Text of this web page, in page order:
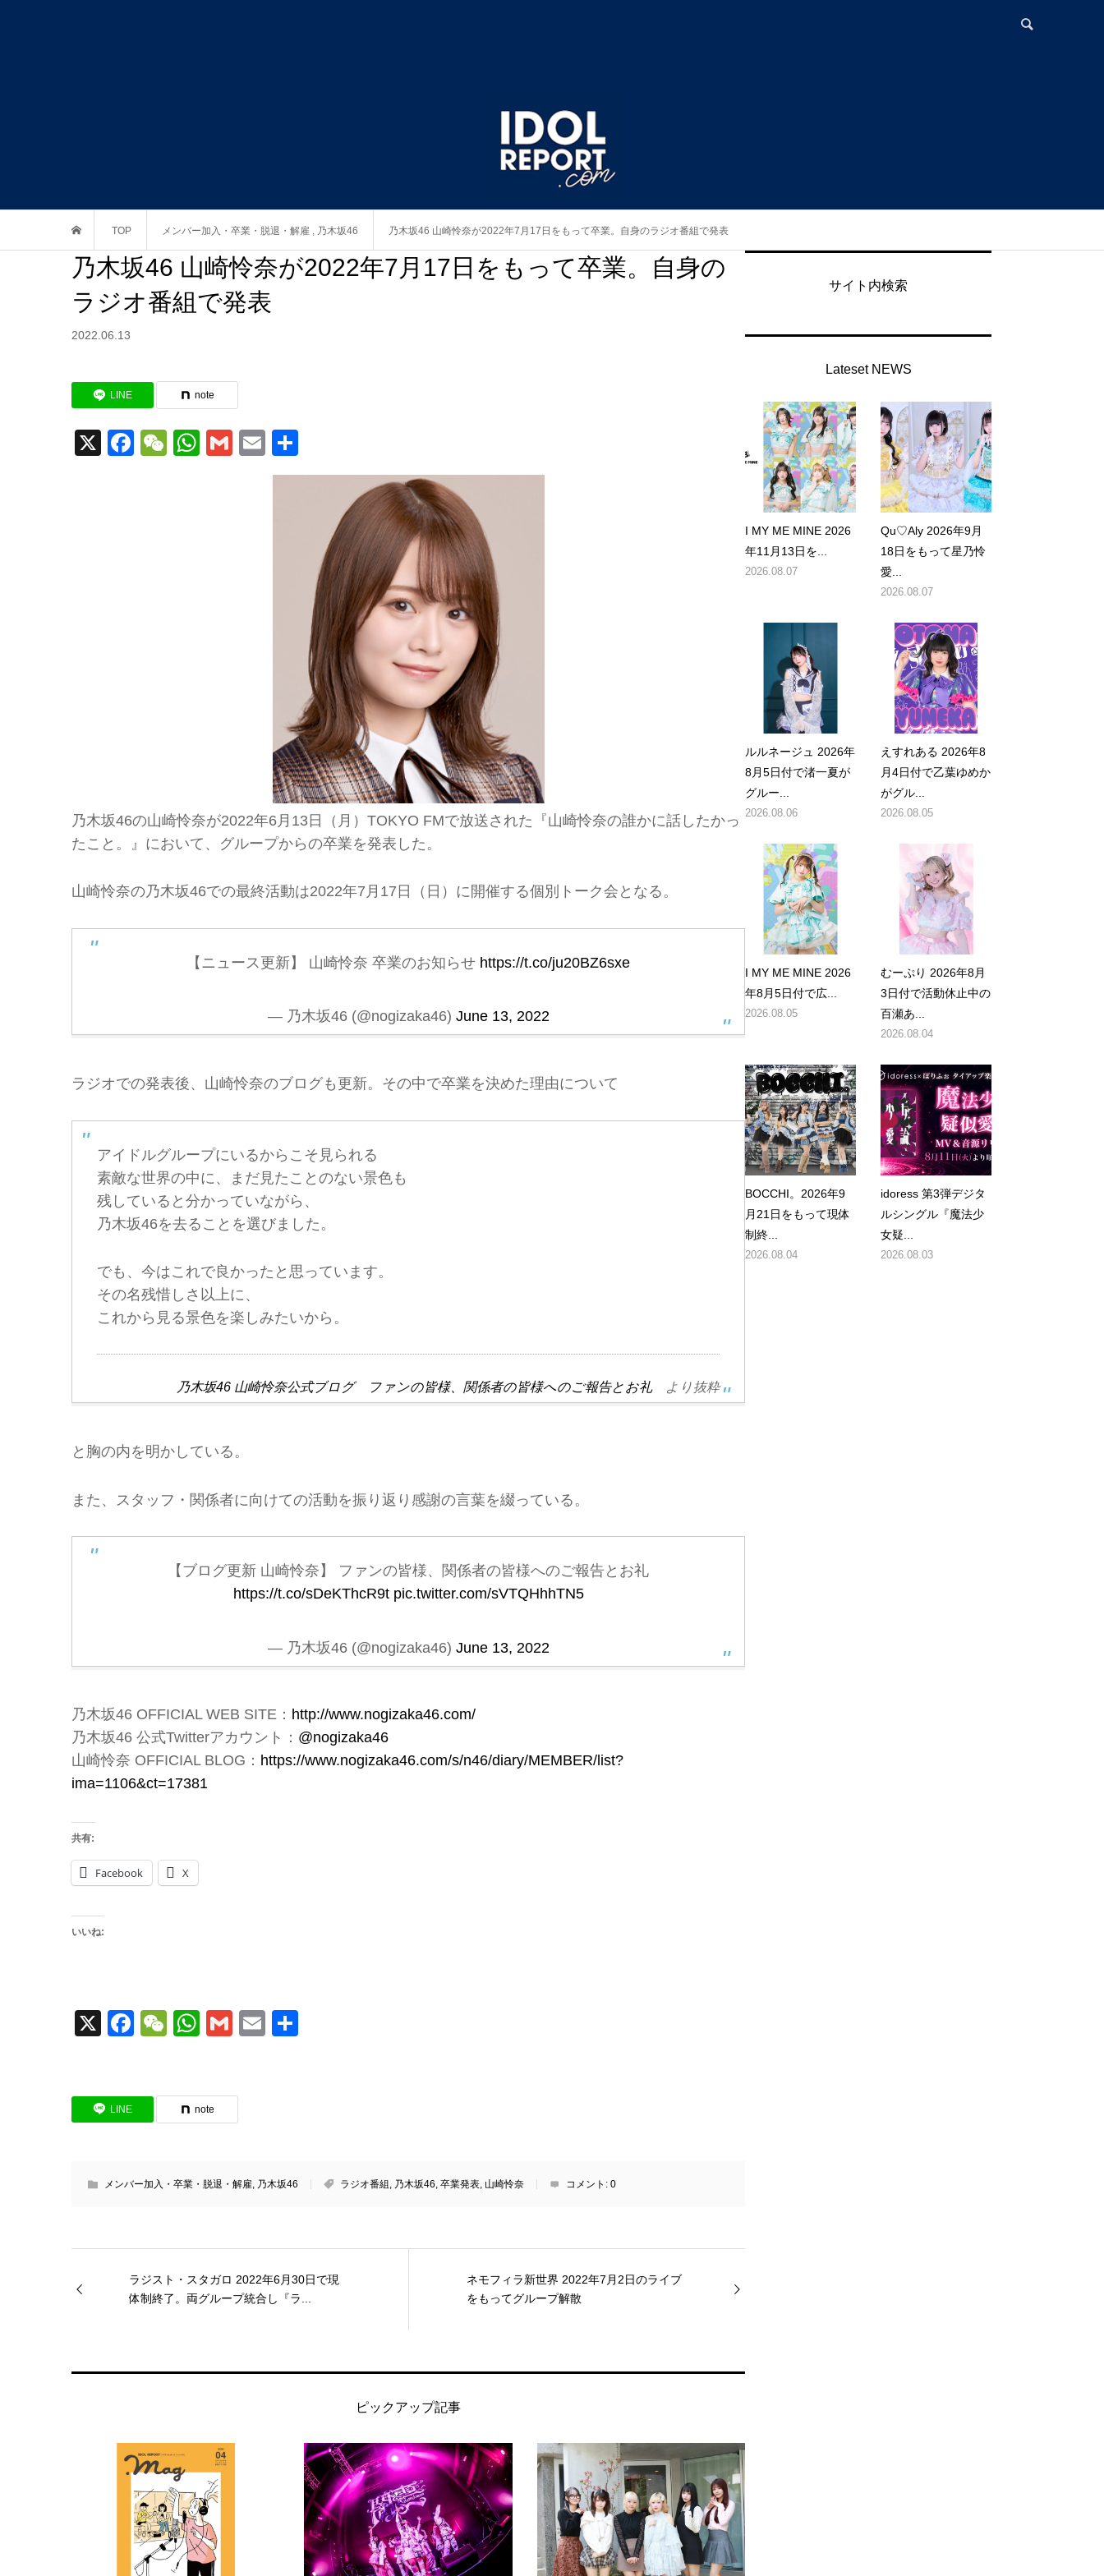
TOP メンバー加入・卒業・脱退・解雇 , 乃木坂46 乃木坂46 山崎怜奈が2022年7月17日をもって卒業。自身のラジオ番組で発表
乃木坂46 山崎怜奈が2022年7月17日をもって卒業。自身の
ラジオ番組で発表
2022.06.13
LINE note
X Facebook
WeChat
WhatsApp
GmailEmail
有
乃木坂46の山崎怜奈が2022年6月13日（月）TOKYO FMで放送された『山崎怜奈の誰かに話したかっ
たこと。』において、グループからの卒業を発表した。
山崎怜奈の乃木坂46での最終活動は2022年7月17日（日）に開催する個別トーク会となる。
【ニュース更新】 山崎怜奈 卒業のお知らせ https://t.co/ju20BZ6sxe
— 乃木坂46 (@nogizaka46) June 13, 2022
ラジオでの発表後、山崎怜奈のブログも更新。その中で卒業を決めた理由について
アイドルグループにいるからこそ見られる
素敵な世界の中に、まだ見たことのない景色も
残していると分かっていながら、
乃木坂46を去ることを選びました。
でも、今はこれで良かったと思っています。
その名残惜しさ以上に、
これから見る景色を楽しみたいから。
乃木坂46 山崎怜奈公式ブログ ファンの皆様、関係者の皆様へのご報告とお礼より抜粋
と胸の内を明かしている。
また、スタッフ・関係者に向けての活動を振り返り感謝の言葉を綴っている。
【ブログ更新 山崎怜奈】 ファンの皆様、関係者の皆様へのご報告とお礼
https://t.co/sDeKThcR9t pic.twitter.com/sVTQHhhTN5
— 乃木坂46 (@nogizaka46) June 13, 2022
乃木坂46 OFFICIAL WEB SITE： http://www.nogizaka46.com/
乃木坂46 公式Twitterアカウント： @nogizaka46
山崎怜奈 OFFICIAL BLOG： https://www.nogizaka46.com/s/n46/diary/MEMBER/list?
ima=1106&ct=17381
共有:
Facebook X
いいね:
X Facebook
WeChat
WhatsApp
GmailEmail
LINE note
メンバー加入・卒業・脱退・解雇, 乃木坂46 ラジオ番組 , 乃木坂46, 卒業発表, 山崎怜奈 コメント: 0
ラジスト・スタガロ 2022年6月30日で現
体制終了。両グループ統合し『ラ...
ネモフィラ新世界 2022年7月2日のライブ
をもってグループ解散
ピックアップ記事
サイト内検索
Lateset NEWS
I MY ME MINE 2026
年11月13日を...
2026.08.07
Qu♡Aly 2026年9月
18日をもって星乃怜
愛...
2026.08.07
ルルネージュ 2026年
8月5日付で渚一夏が
グルー...
2026.08.06
えすれある 2026年8
月4日付で乙葉ゆめか
がグル...
2026.08.05
I MY ME MINE 2026
年8月5日付で広...
2026.08.05
むーぷり 2026年8月
3日付で活動休止中の
百瀬あ...
2026.08.04
BOCCHI。2026年9
月21日をもって現体
制終...
2026.08.04
idoress 第3弾デジタ
ルシングル『魔法少
女疑...
2026.08.03